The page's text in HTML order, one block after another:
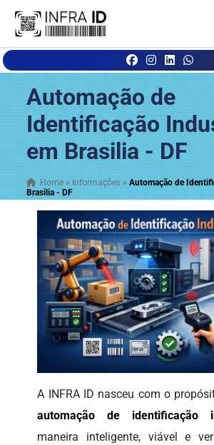
Automação de
Identificação
em Brasilia - DF
Home » Informações »Automação de
Brasilia - DF
A INFRA ID nasceu com o
automação de identificação
maneira inteligente, viável e